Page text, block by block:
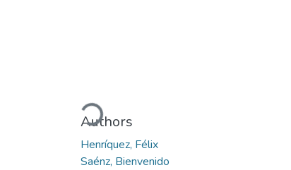
Cargando...
Authors
Henríquez, Félix
Saénz, Bienvenido